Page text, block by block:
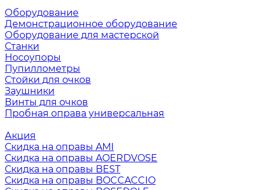
Оборудование
Демонстрационное оборудование
Оборудование для мастерской
Станки
Носоупоры
Пупиллометры
Стойки для очков
Заушники
Винты для очков
Пробная оправа универсальная
Акция
Скидка на оправы AMI
Скидка на оправы AOERDVOSE
Скидка на оправы BEST
Скидка на оправы BOCCACCIO